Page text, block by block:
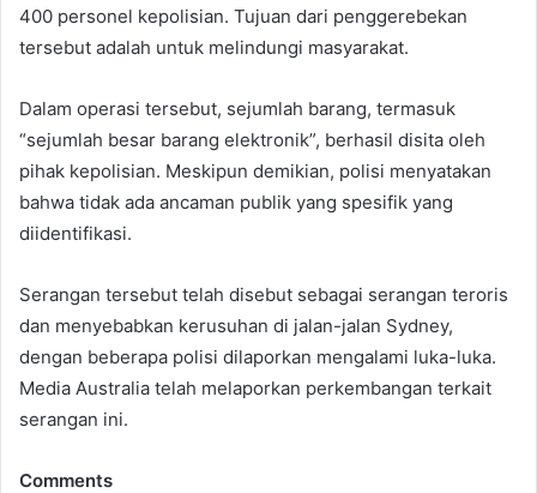
400 personel kepolisian. Tujuan dari penggerebekan
tersebut adalah untuk melindungi masyarakat.
Dalam operasi tersebut, sejumlah barang, termasuk
“sejumlah besar barang elektronik”, berhasil disita oleh
pihak kepolisian. Meskipun demikian, polisi menyatakan
bahwa tidak ada ancaman publik yang spesifik yang
diidentifikasi.
Serangan tersebut telah disebut sebagai serangan teroris
dan menyebabkan kerusuhan di jalan-jalan Sydney,
dengan beberapa polisi dilaporkan mengalami luka-luka.
Media Australia telah melaporkan perkembangan terkait
serangan ini.
Comments